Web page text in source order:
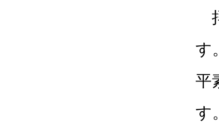
す
平
す